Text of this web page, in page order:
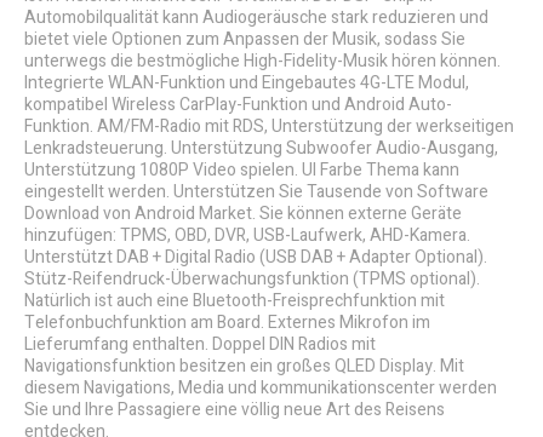
Automobilqualität kann Audiogeräusche stark reduzieren und
bietet viele Optionen zum Anpassen der Musik, sodass Sie
unterwegs die bestmögliche High-Fidelity-Musik hören können.
Integrierte WLAN-Funktion und Eingebautes 4G-LTE Modul,
kompatibel Wireless CarPlay-Funktion und Android Auto-
Funktion. AM/FM-Radio mit RDS, Unterstützung der werkseitigen
Lenkradsteuerung. Unterstützung Subwoofer Audio-Ausgang,
Unterstützung 1080P Video spielen. UI Farbe Thema kann
eingestellt werden. Unterstützen Sie Tausende von Software
Download von Android Market. Sie können externe Geräte
hinzufügen: TPMS, OBD, DVR, USB-Laufwerk, AHD-Kamera.
Unterstützt DAB + Digital Radio (USB DAB + Adapter Optional).
Stütz-Reifendruck-Überwachungsfunktion (TPMS optional).
Natürlich ist auch eine Bluetooth-Freisprechfunktion mit
Telefonbuchfunktion am Board. Externes Mikrofon im
Lieferumfang enthalten. Doppel DIN Radios mit
Navigationsfunktion besitzen ein großes QLED Display. Mit
diesem Navigations, Media und kommunikationscenter werden
Sie und Ihre Passagiere eine völlig neue Art des Reisens
entdecken.